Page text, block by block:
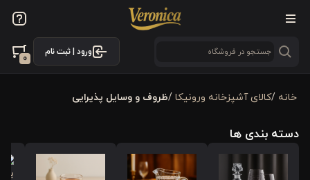
ورود | ثبت نام
0
خانه /كالای آشپزخانه ورونیکا /ظروف و وسایل پذیرایی
دسته بندی ها
فیلتر بر اساس قیمت
موجودی